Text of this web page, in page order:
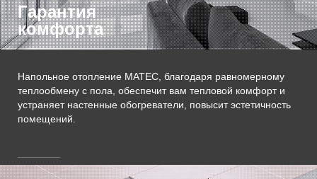
Гарантия
комфорта
Напольное отопление MATEC, благодаря равномерному
теплообмену с пола, обеспечит вам тепловой комфорт и
устраняет настенные обогреватели, повысит эстетичность
помещений.